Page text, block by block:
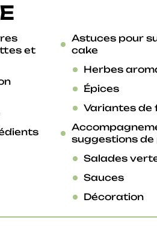
et
Astuces pour
cake
Herbes
Épices
Variantes de
suggestions
Salades
Sauces
Décoration